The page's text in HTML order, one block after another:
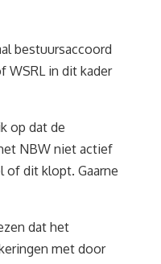
bestuursaccoord
WSRL in dit kader
op dat de
NBW niet actief
dit klopt. Gaarne
dat het
met door